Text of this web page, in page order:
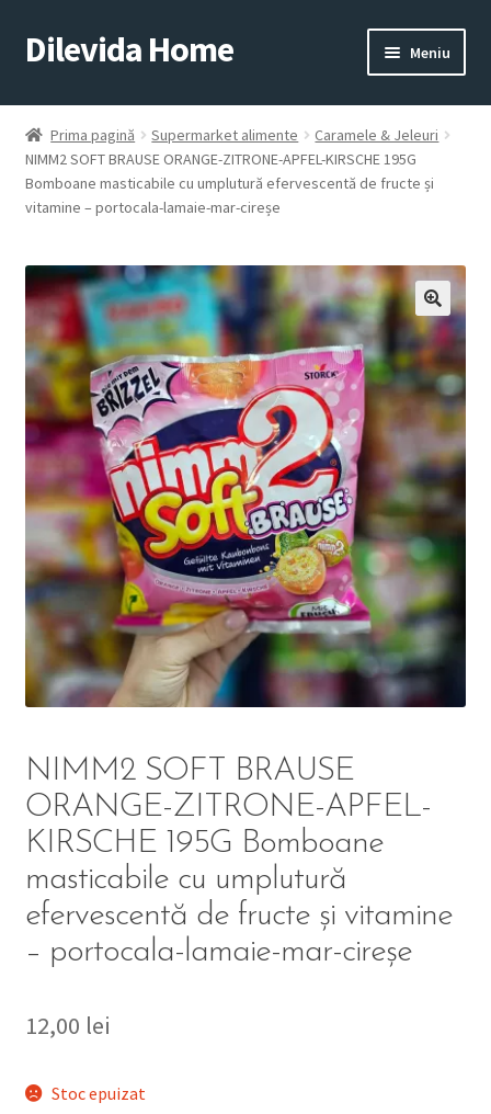
Sari
la
Sari
la
Dilevida Home Meniu
COPII
JUCARII
ROYALTY
LINE
DETERGENT
SOLUȚII CURĂȚENIE
ÎNGRIJIRE
PERSONALĂ
ARTICOLE VOIAJ
Prima pagină Supermarket alimente
Caramele & Jeleuri
NIMM2 SOFT BRAUSE ORANGE-ZITRONE-APFEL-KIRSCHE 195G
Bomboane masticabile cu umplutură efervescentă de fructe și
vitamine – portocala-lamaie-mar-cireșe
NIMM2 SOFT BRAUSE
ORANGE-ZITRONE-APFEL-
KIRSCHE 195G Bomboane
masticabile cu umplutură
efervescentă de fructe și vitamine
– portocala-lamaie-mar-cireșe
12,00 lei
Stoc epuizat